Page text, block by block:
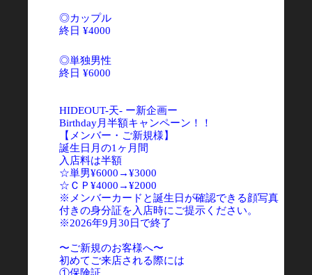
◎カップル
終日 ¥4000
◎単独男性
終日 ¥6000
HIDEOUT-天- ー新企画ー
Birthday月半額キャンペーン！！
【メンバー・ご新規様】
誕生日月の1ヶ月間
入店料は半額
☆単男¥6000→¥3000
☆ＣＰ¥4000→¥2000
※メンバーカードと誕生日が確認できる顔写真
付きの身分証を入店時にご提示ください。
※2026年9月30日で終了
〜ご新規のお客様へ〜
初めてご来店される際には